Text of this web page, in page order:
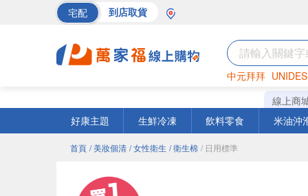
宅配 到店取貨
中元拜拜
罐頭 海苔
線上商
好康主題
生鮮冷凍 飲料零食 米油沖
首頁 / 美妝個清 / 女性衛生 / 衛生棉 / 日用標準